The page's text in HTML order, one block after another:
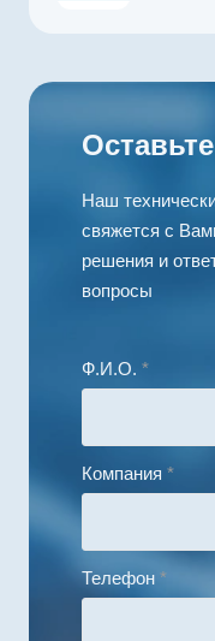
Тормоз
наложенный
Диапазон
температур, °С
от - 40 до + 55
Наш
свяжется с
решения и
вопросы
Ф.И.О. *
Компания *
Телефон *